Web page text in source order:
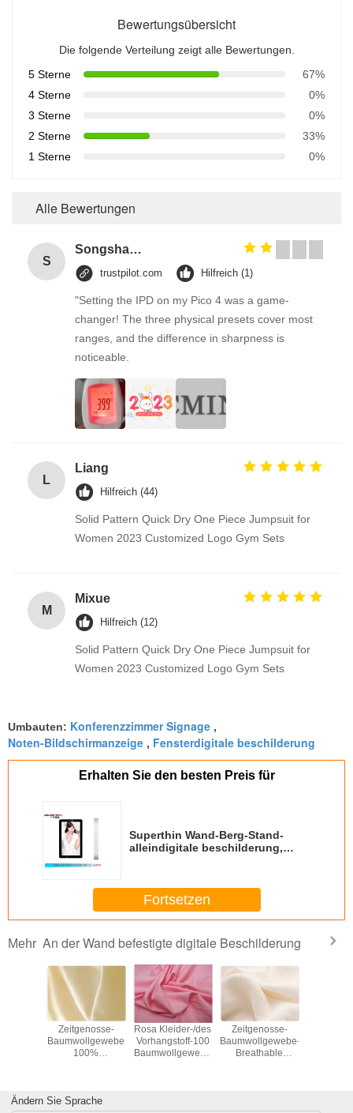
Bewertungsübersicht
Die folgende Verteilung zeigt alle Bewertungen.
5 Sterne
67%
4 Sterne
0%
3 Sterne
0%
2 Sterne
33%
1 Sterne
0%
Alle Bewertungen
S
Songshang
trustpilot.com Hilfreich (1)
"Setting the IPD on my Pico 4 was a game-
changer! The three physical presets cover most
ranges, and the difference in sharpness is
noticeable.
L
Liang
Hilfreich (44)
Solid Pattern Quick Dry One Piece Jumpsuit for
Women 2023 Customized Logo Gym Sets
M
Mixue
Hilfreich (12)
Solid Pattern Quick Dry One Piece Jumpsuit for
Women 2023 Customized Logo Gym Sets
Umbauten: Konferenzzimmer Signage ,
Noten-Bildschirmanzeige , Fensterdigitale beschilderung
Erhalten Sie den besten Preis für
Superthin Wand-Berg-Stand-
alleindigitale beschilderung,
Fortsetzen
Mehr An der Wand befestigte digitale Beschilderung
Zeitgenosse-
Baumwollgewebe
100%
Rosa Kleider-/des
Vorhangstoff-100
Baumwollgewebe
Zeitgenosse-
Baumwollgewebe-
Breathable
Ändern Sie Sprache